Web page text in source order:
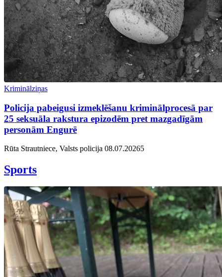
Kriminālziņas
Policija pabeigusi izmeklēšanu kriminālprocesā par
25 seksuāla rakstura epizodēm pret mazgadīgām
personām Engurē
Rūta Strautniece, Valsts policija 08.07.20265
Sports